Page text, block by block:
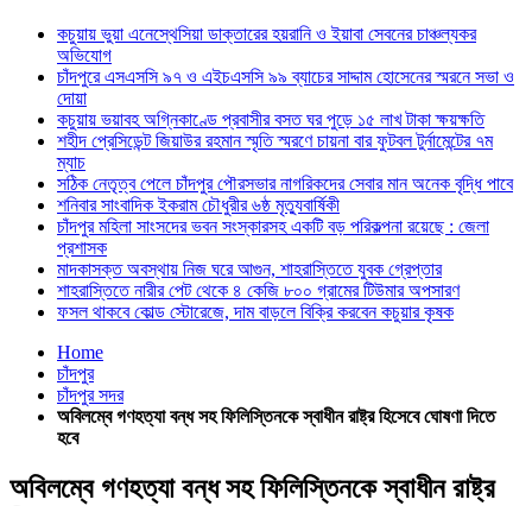
কচুয়ায় ভুয়া এনেস্থেসিয়া ডাক্তারের হয়রানি ও ইয়াবা সেবনের চাঞ্চল্যকর
অভিযোগ
চাঁদপুরে এসএসসি ৯৭ ও এইচএসসি ৯৯ ব্যাচের সাদ্দাম হোসেনের স্মরনে সভা ও
দোয়া
কচুয়ায় ভয়াবহ অগ্নিকাণ্ডে প্রবাসীর বসত ঘর পুড়ে ১৫ লাখ টাকা ক্ষয়ক্ষতি
শহীদ প্রেসিডেন্ট জিয়াউর রহমান স্মৃতি স্মরণে চায়না বার ফুটবল টুর্নামেন্টের ৭ম
ম্যাচ
সঠিক নেতৃত্ব পেলে চাঁদপুর পৌরসভার নাগরিকদের সেবার মান অনেক বৃদ্ধি পাবে
শনিবার সাংবাদিক ইকরাম চৌধুরীর ৬ষ্ঠ মৃত্যুবার্ষিকী
চাঁদপুর মহিলা সাংসদের ভবন সংস্কারসহ একটি বড় পরিকল্পনা রয়েছে : জেলা
প্রশাসক
মাদকাসক্ত অবস্থায় নিজ ঘরে আগুন, শাহরাস্তিতে যুবক গ্রেপ্তার
শাহরাস্তিতে নারীর পেট থেকে ৪ কেজি ৮০০ গ্রামের টিউমার অপসারণ
ফসল থাকবে কোল্ড স্টোরেজে, দাম বাড়লে বিক্রি করবেন কচুয়ার কৃষক
Home
চাঁদপুর
চাঁদপুর সদর
অবিলম্বে গণহত্যা বন্ধ সহ ফিলিস্তিনকে স্বাধীন রাষ্ট্র হিসেবে ঘোষণা দিতে
হবে
অবিলম্বে গণহত্যা বন্ধ সহ ফিলিস্তিনকে স্বাধীন রাষ্ট্র